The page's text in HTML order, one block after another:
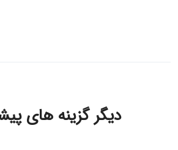
دیگر گزینه های